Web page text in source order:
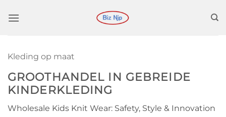
naar
Kleding op maat
GROOTHANDEL IN GEBREIDE
KINDERKLEDING
Wholesale Kids Knit Wear: Safety, Style & Innovation